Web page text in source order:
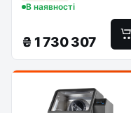
В наявності
₴ 1 730 307